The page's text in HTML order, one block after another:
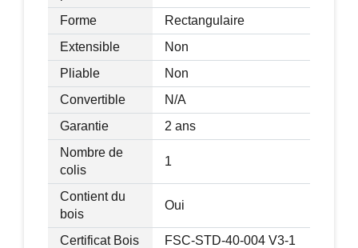
Forme
Rectangulaire
Extensible
Non
Pliable
Non
Convertible
N/A
Garantie
2 ans
Nombre de
colis
1
Contient du
bois
Oui
Certificat Bois FSC-STD-40-004 V3-1